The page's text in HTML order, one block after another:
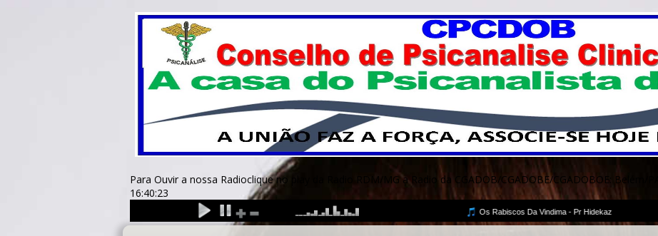
Para Ouvir a nossa Radioclique no play da Radio RDM/MG a Radio da CGADOB/CGADOBE/CGADOBOE: Belém/PA
16:40:24